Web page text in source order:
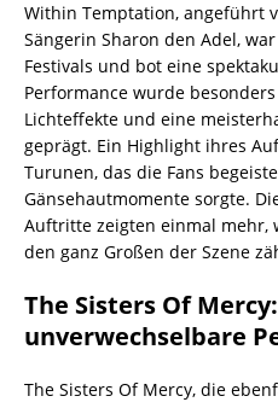
Within Temptation, angeführt
Sängerin Sharon den Adel,
Festivals und bot eine
Performance wurde
Lichteffekte und eine
geprägt. Ein Highlight ihres
Turunen, das die Fans
Gänsehautmomente sorgte.
Auftritte zeigten einmal mehr,
den ganz Großen der Szene
The Sisters Of
unverwechselbare
The Sisters Of Mercy, die